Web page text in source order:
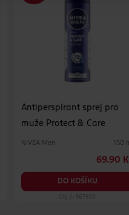
Antiperspirant sprej pro
muže Protect & Care
NIVEA Men 150
69.90
DO KOŠÍKU
Obj. č.: 567602